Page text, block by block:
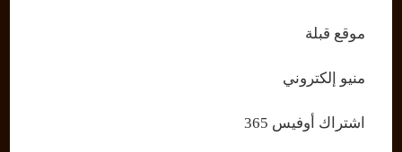
موقع قبلة
منيو إلكتروني
اشتراك أوفيس 365